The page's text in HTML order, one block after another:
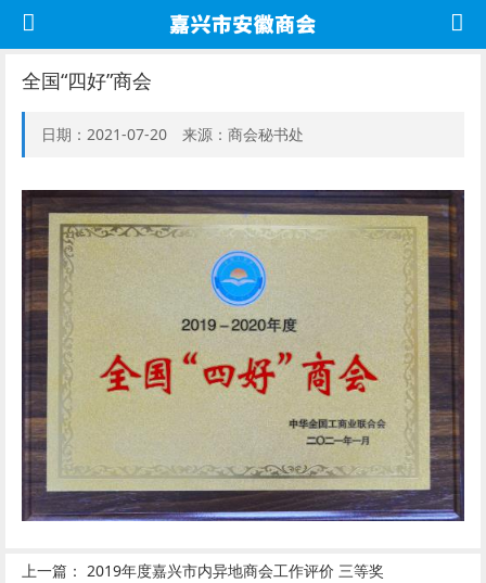
全国“四好”商会
日期：2021-07-20 来源：商会秘书处
上一篇： 2019年度嘉兴市内异地商会工作评价 三等奖